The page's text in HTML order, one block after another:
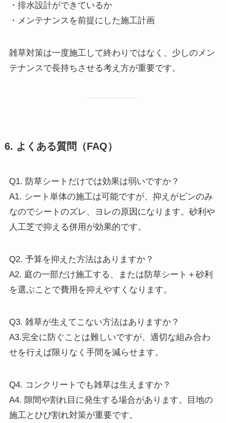
・排水設計ができているか
・メンテナンスを前提にした施工計画
雑草対策は一度施工して終わりではなく、少しのメン
テナンスで長持ちさせる考え方が重要です。
6. よくある質問（FAQ）
Q1. 防草シートだけでは効果は弱いですか？
A1. シート単体の施工は可能ですが、抑えがピンのみ
なのでシートのズレ、ヨレの原因になります。砂利や
人工芝で抑える併用が効果的です。
Q2. 予算を抑えた方法はありますか？
A2. 庭の一部だけ施工する、または防草シート＋砂利
を選ぶことで費用を抑えやすくなります。
Q3. 雑草が生えてこない方法はありますか？
A3.完全に防ぐことは難しいですが、適切な組み合わ
せを行えば限りなく手間を減らせます。
Q4. コンクリートでも雑草は生えますか？
A4. 隙間や割れ目に発生する場合があります。目地の
施工とひび割れ対策が重要です。